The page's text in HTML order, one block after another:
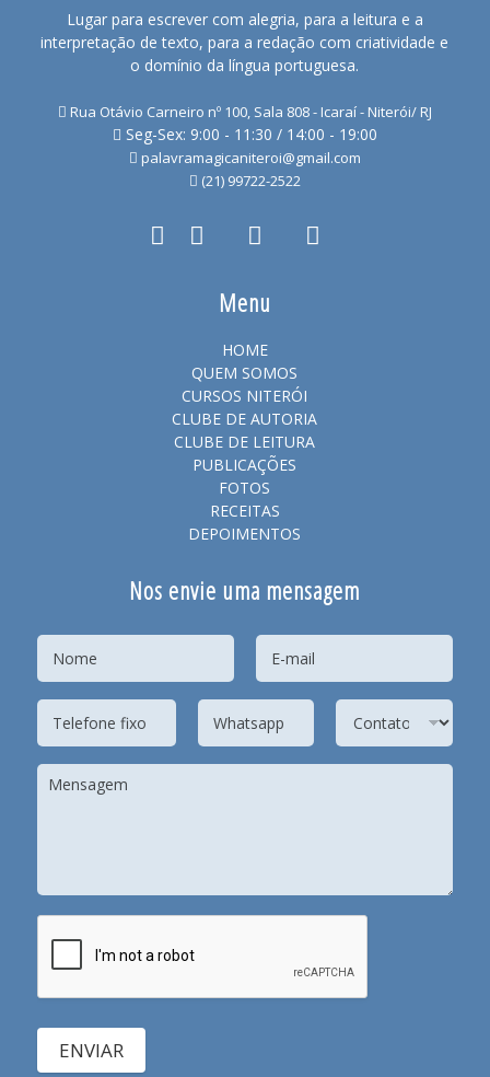
Lugar para escrever com alegria, para a leitura e a
interpretação de texto, para a redação com criatividade e
o domínio da língua portuguesa.
Rua Otávio Carneiro nº 100, Sala 808 - Icaraí - Niterói/ RJ
Seg-Sex: 9:00 - 11:30 / 14:00 - 19:00
palavramagicaniteroi@gmail.com
(21) 99722-2522
Menu
HOME
QUEM SOMOS
CURSOS NITERÓI
CLUBE DE AUTORIA
CLUBE DE LEITURA
PUBLICAÇÕES
FOTOS
RECEITAS
DEPOIMENTOS
Nos envie uma mensagem
ENVIAR